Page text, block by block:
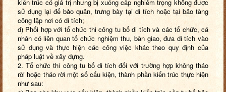
kiến trúc có giá trị nhưng bị xuống cấp nghiêm trọng không được
sử dụng lại để bảo quản, trưng bày tại di tích hoặc tại bảo tàng
công lập nơi có di tích;
d) Phối hợp với tổ chức thi công tu bổ di tích và các tổ chức, cá
nhân có liên quan tổ chức nghiệm thu, bàn giao, đưa di tích vào
sử dụng và thực hiện các công việc khác theo quy định của
pháp luật về xây dựng.
2. Tổ chức thi công tu bổ di tích đối với trường hợp không tháo
rời hoặc tháo rời một số cấu kiện, thành phần kiến trúc thực hiện
như sau: